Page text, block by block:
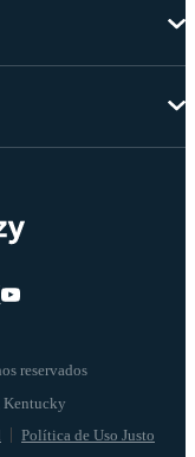
reservados
Política de Uso Justo